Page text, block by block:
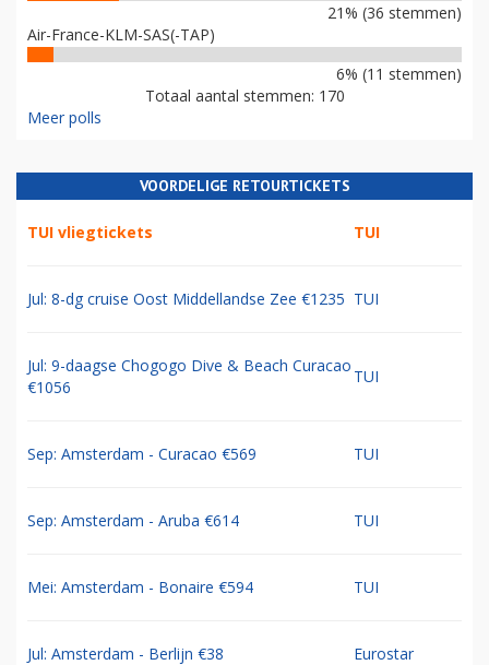
21% (36 stemmen)
Air-France-KLM-SAS(-TAP)
6% (11 stemmen)
Totaal aantal stemmen: 170
Meer polls
VOORDELIGE RETOURTICKETS
TUI vliegtickets TUI
Jul: 8-dg cruise Oost Middellandse Zee €1235 TUI
Jul: 9-daagse Chogogo Dive & Beach Curacao
€1056
TUI
Sep: Amsterdam - Curacao €569 TUI
Sep: Amsterdam - Aruba €614 TUI
Mei: Amsterdam - Bonaire €594 TUI
Jul: Amsterdam - Berlijn €38 Eurostar